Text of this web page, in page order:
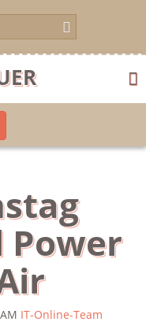
Power
IT-Online-Team